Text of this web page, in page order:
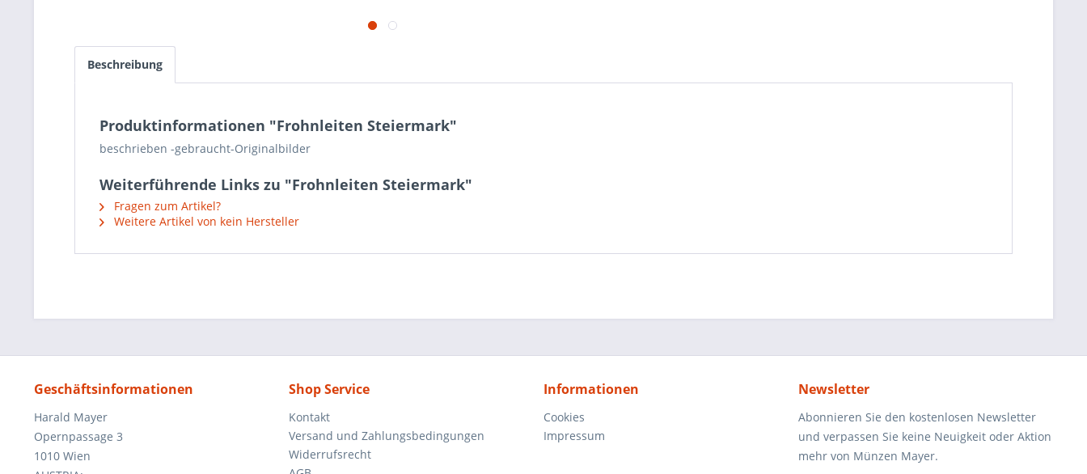
Beschreibung
Produktinformationen "Frohnleiten Steiermark"
beschrieben -gebraucht-Originalbilder
Weiterführende Links zu "Frohnleiten Steiermark"
Fragen zum Artikel?
Weitere Artikel von kein Hersteller
Geschäftsinformationen
Harald Mayer
Opernpassage 3
1010 Wien
Shop Service
Kontakt
Versand und Zahlungsbedingungen
Widerrufsrecht
Informationen
Cookies
Impressum
Newsletter
Abonnieren Sie den kostenlosen Newsletter
und verpassen Sie keine Neuigkeit oder Aktion
mehr von Münzen Mayer.